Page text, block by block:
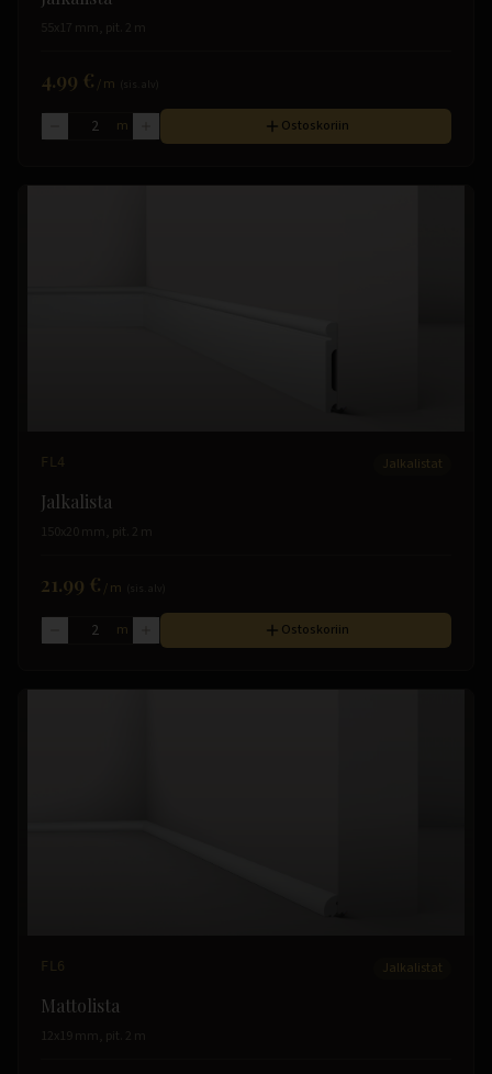
55x17 mm, pit. 2 m
4.99 € /m
m Ostoskoriin
FL4 Jalkalistat
Jalkalista
150x20 mm, pit. 2 m
21.99 € /m
m Ostoskoriin
FL6 Jalkalistat
Mattolista
12x19 mm, pit. 2 m